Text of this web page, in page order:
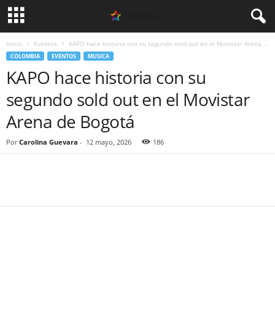
Inicio Eventos KAPO hace historia con su segundo sold out en el Movistar Arena...
COLOMBIA EVENTOS MUSICA
KAPO hace historia con su
segundo sold out en el Movistar
Arena de Bogotá
Por Carolina Guevara - 12 mayo, 2026 186